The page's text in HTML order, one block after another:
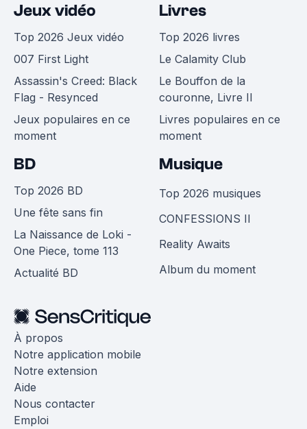
Jeux vidéo
Top 2026 Jeux vidéo
007 First Light
Assassin's Creed: Black
Flag - Resynced
Jeux populaires en ce
moment
Livres
Top 2026 livres
Le Calamity Club
Le Bouffon de la
couronne, Livre II
Livres populaires en ce
moment
BD
Top 2026 BD
Une fête sans fin
La Naissance de Loki -
One Piece, tome 113
Actualité BD
Musique
Top 2026 musiques
CONFESSIONS II
Reality Awaits
Album du moment
À propos
Notre application mobile
Notre extension
Aide
Nous contacter
Emploi